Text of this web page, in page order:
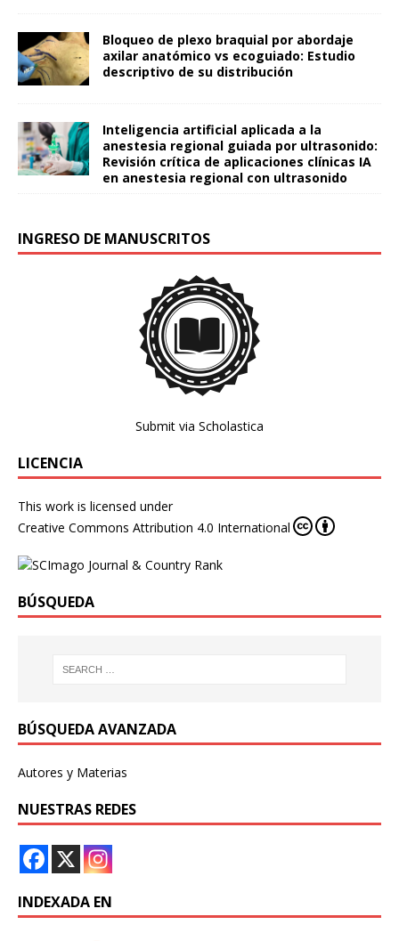
Bloqueo de plexo braquial por abordaje
axilar anatómico vs ecoguiado: Estudio
descriptivo de su distribución
Inteligencia artificial aplicada a la
anestesia regional guiada por ultrasonido:
Revisión crítica de aplicaciones clínicas IA
en anestesia regional con ultrasonido
INGRESO DE MANUSCRITOS
Submit via Scholastica
LICENCIA
This work is licensed under
Creative Commons Attribution 4.0 International
BÚSQUEDA
BÚSQUEDA AVANZADA
Autores y Materias
NUESTRAS REDES
INDEXADA EN